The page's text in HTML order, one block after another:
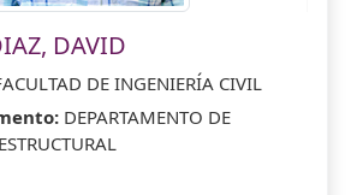
DAVID
DE INGENIERÍA CIVIL
DEPARTAMENTO DE